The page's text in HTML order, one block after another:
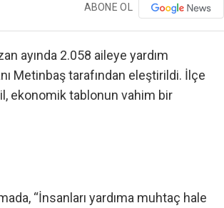
ABONE OL
ayında 2.058 aileye yardım
Metinbaş tarafından eleştirildi. İlçe
ekonomik tablonun vahim bir
“İnsanları yardıma muhtaç hale